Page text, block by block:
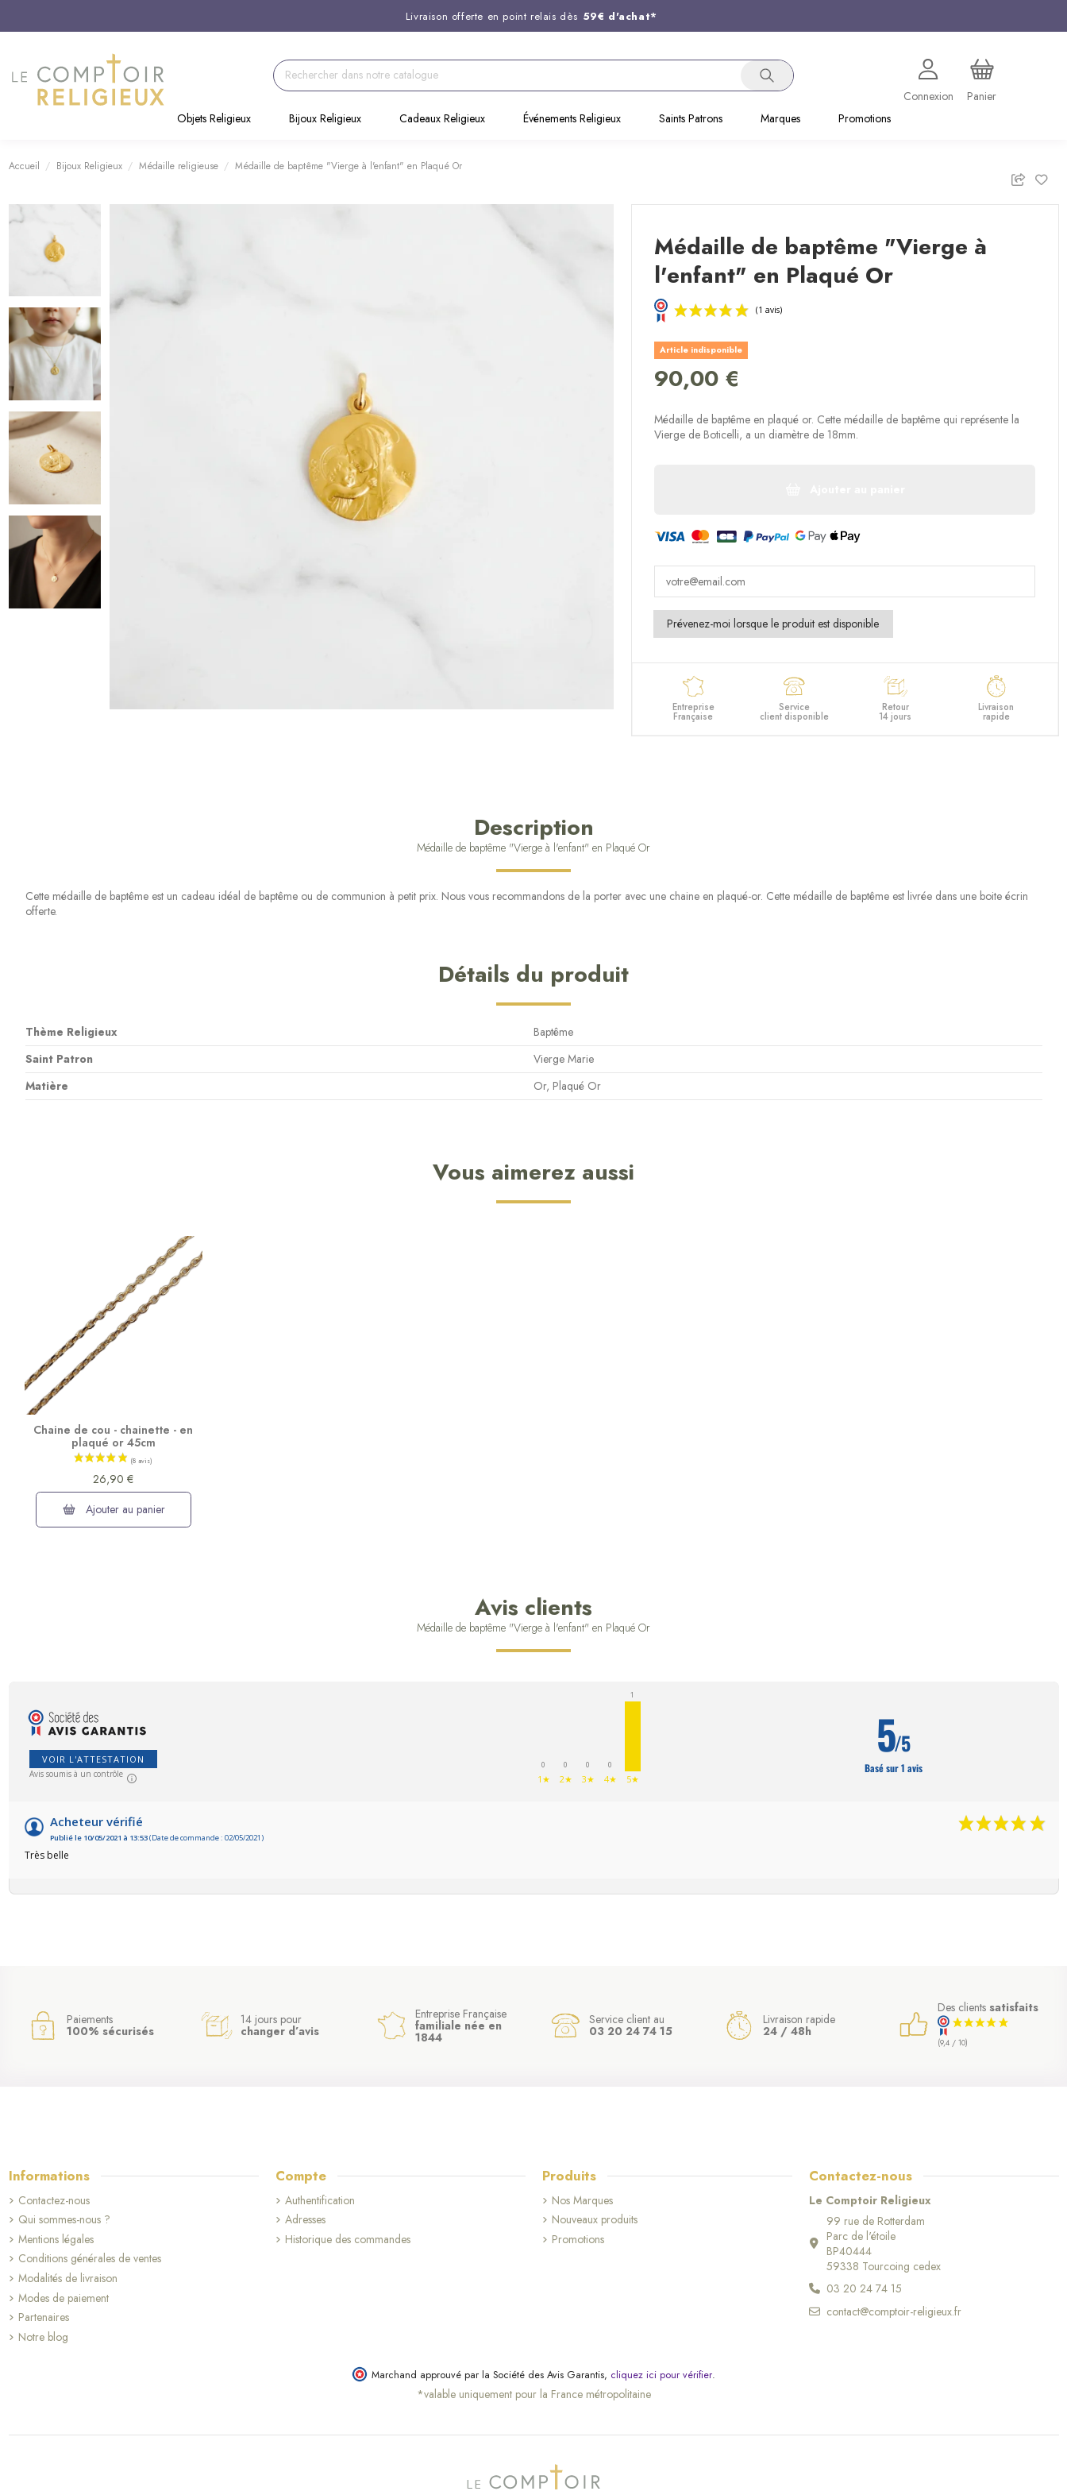
Livraison offerte en point relais dès 59€ d'achat*
Support client disponible au
Commandez avant 14H, expédition le jour même !
Connexion
Panier
Objets Religieux
Bijoux Religieux Cadeaux Religieux Événements Religieux Saints Patrons Marques Promotions
Accueil Bijoux Religieux Médaille religieuse Médaille de baptême "Vierge à l'enfant" en Plaqué Or
Médaille de baptême "Vierge à
l'enfant" en Plaqué Or
Article indisponible
90,00 €
Médaille de baptême en plaqué or. Cette médaille de baptême qui représente la
Vierge de Boticelli, a un diamètre de 18mm.
Entreprise
Française
Service
client disponible
Retour
14 jours
Livraison
rapide
Description
Médaille de baptême "Vierge à l'enfant" en Plaqué Or
Cette médaille de baptême est un cadeau idéal de baptême ou de communion à petit prix. Nous vous recommandons de la porter avec une chaine en plaqué-or. Cette médaille de baptême est livrée dans une boite écrin
offerte.
Détails du produit
Thème Religieux
Baptême
Saint Patron
Vierge Marie
Matière
Or, Plaqué Or
Vous aimerez aussi
Chaine de cou - chainette - en
plaqué or 45cm
26,90 €
Ajouter au panier
Avis clients
Médaille de baptême "Vierge à l'enfant" en Plaqué Or
VOIR L'ATTESTATION
Avis soumis à un contrôle
0
1★
0
2★
0
3★
0
4★
1
5★
5/5
Basé sur 1 avis
Acheteur vérifié
Publié le 10/05/2021 à 13:53(Date de commande : 02/05/2021)
Très belle
Paiements
100% sécurisés
14 jours pour
changer d’avis
Entreprise Française
familiale née en
1844
Service client au
03 20 24 74 15
Livraison rapide
24 / 48h
Des clients satisfaits
(9,4 / 10)
Informations
Contactez-nous
Qui sommes-nous ?
Mentions légales
Conditions générales de ventes
Modalités de livraison
Modes de paiement
Partenaires
Notre blog
Compte
Authentification
Adresses
Historique des commandes
Produits
Nos Marques
Nouveaux produits
Promotions
Contactez-nous
Le Comptoir Religieux
99 rue de Rotterdam
Parc de l'étoile
BP40444
59338 Tourcoing cedex
03 20 24 74 15
contact@comptoir-religieux.fr
Marchand approuvé par la Société des Avis Garantis, cliquez ici pour vérifier.
*valable uniquement pour la France métropolitaine